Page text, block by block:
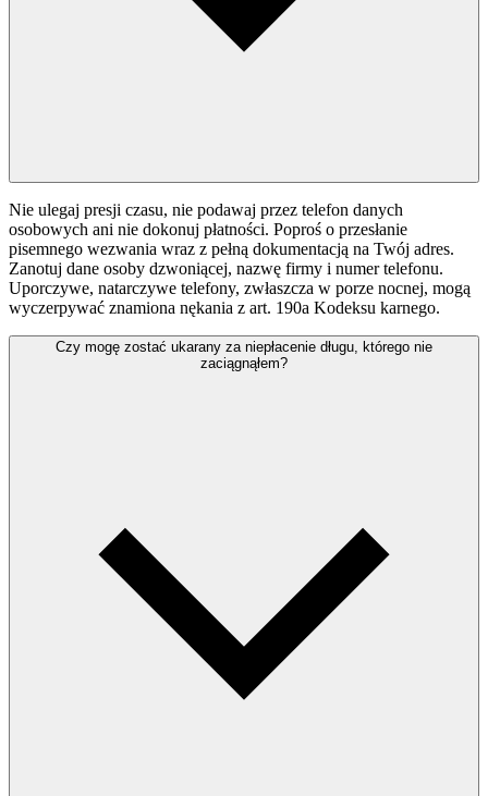
Nie ulegaj presji czasu, nie podawaj przez telefon danych
osobowych ani nie dokonuj płatności. Poproś o przesłanie
pisemnego wezwania wraz z pełną dokumentacją na Twój adres.
Zanotuj dane osoby dzwoniącej, nazwę firmy i numer telefonu.
Uporczywe, natarczywe telefony, zwłaszcza w porze nocnej, mogą
wyczerpywać znamiona nękania z art. 190a Kodeksu karnego.
Czy mogę zostać ukarany za niepłacenie długu, którego nie
zaciągnąłem?